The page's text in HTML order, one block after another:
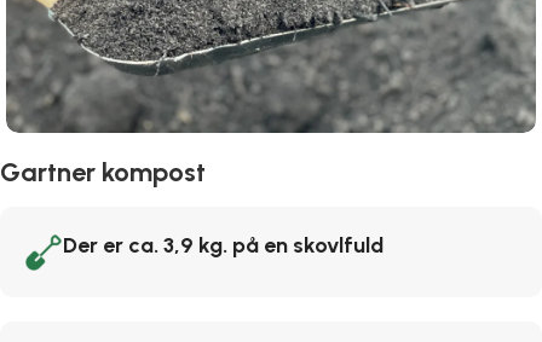
Gartner kompost
Der er ca. 3,9 kg. på en skovlfuld